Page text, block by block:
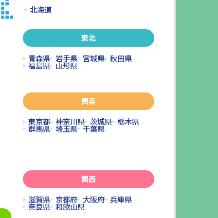
北海道
東北
青森県 岩手県 宮城県 秋田県
福島県 山形県
関東
東京都 神奈川県 茨城県 栃木県
群馬県 埼玉県 千葉県
関西
滋賀県 京都府 大阪府 兵庫県
奈良県 和歌山県